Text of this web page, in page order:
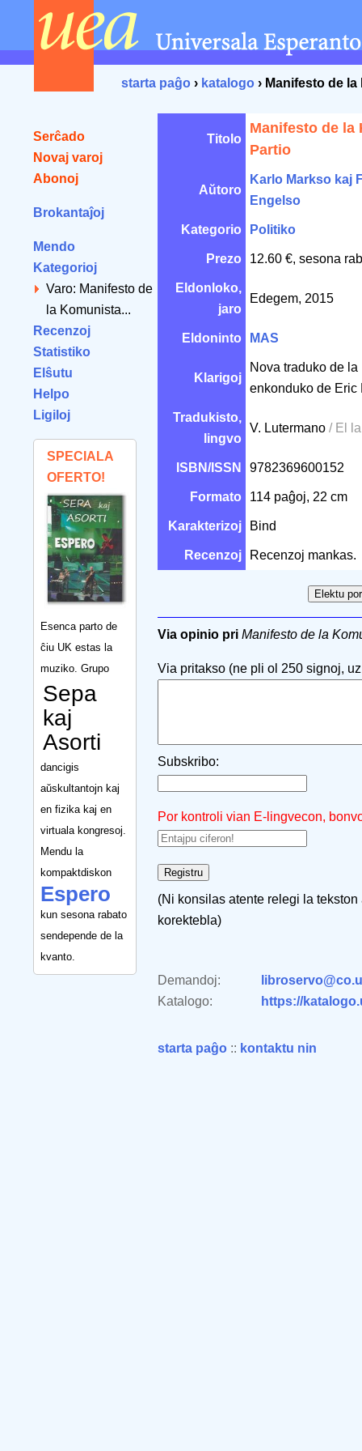
starta paĝo › katalogo › Manifesto de
Serĉado
Novaj varoj
Abonoj
Brokantaĵoj
Mendo
Kategorioj
Varo: Manifesto de
la Komunista...
Recenzoj
Statistiko
Elŝutu
Helpo
Ligiloj
SPECIALA
OFERTO!
Esenca parto de
ĉiu UK estas la
muziko. Grupo
Sepa
kaj
Asorti
dancigis
aŭskultantojn kaj
en fizika kaj en
virtuala kongresoj.
Mendu la
kompaktdiskon
Espero
kun sesona rabato
sendepende de la
kvanto.
Titolo
Manifesto de la
Partio
Aŭtoro
Karlo Markso kaj
Engelso
Kategorio Politiko
Prezo 12.60 €, sesona
Eldonloko,
jaro
Edegem, 2015
Eldoninto MAS
Klarigoj
Nova traduko de
enkonduko de Eric
Tradukisto,
lingvo
V. Lutermano / El
ISBN/ISSN 9782369600152
Formato 114 paĝoj, 22 cm
Karakterizoj Bind
Recenzoj Recenzoj mankas.
Via opinio pri Manifesto de la
Via pritakso (ne pli ol 250 signoj,
Subskribo:
Por kontroli vian E-lingvecon,
(Ni konsilas atente relegi la
korektebla)
Demandoj:
Katalogo:
https://
starta paĝo :: kontaktu nin